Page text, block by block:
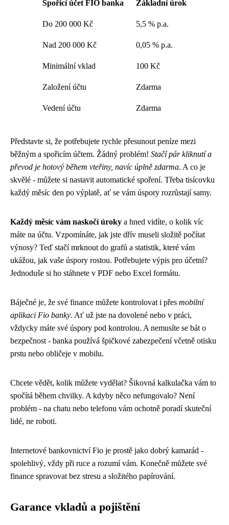
Spořicí účet FIO banka Základní úrok
Do 200 000 Kč 5,5 % p.a.
Nad 200 000 Kč 0,05 % p.a.
Minimální vklad 100 Kč
Založení účtu Zdarma
Vedení účtu Zdarma
Představte si, že potřebujete rychle přesunout peníze mezi
běžným a spořicím účtem. Žádný problém! Stačí pár kliknutí a
převod je hotový během vteřiny, navíc úplně zdarma. A co je
skvělé - můžete si nastavit automatické spoření. Třeba tisícovku
každý měsíc den po výplatě, ať se vám úspory rozrůstají samy.
Každý měsíc vám naskočí úroky a hned vidíte, o kolik víc
máte na účtu. Vzpomínáte, jak jste dřív museli složitě počítat
výnosy? Teď stačí mrknout do grafů a statistik, které vám
ukážou, jak vaše úspory rostou. Potřebujete výpis pro účetní?
Jednoduše si ho stáhnete v PDF nebo Excel formátu.
Báječné je, že své finance můžete kontrolovat i přes mobilní
aplikaci Fio banky. Ať už jste na dovolené nebo v práci,
vždycky máte své úspory pod kontrolou. A nemusíte se bát o
bezpečnost - banka používá špičkové zabezpečení včetně otisku
prstu nebo obličeje v mobilu.
Chcete vědět, kolik můžete vydělat? Šikovná kalkulačka vám to
spočítá během chvilky. A kdyby něco nefungovalo? Není
problém - na chatu nebo telefonu vám ochotně poradí skuteční
lidé, ne roboti.
Internetové bankovnictví Fio je prostě jako dobrý kamarád -
spolehlivý, vždy při ruce a rozumí vám. Konečně můžete své
finance spravovat bez stresu a složitého papírování.
Garance vkladů a pojištění